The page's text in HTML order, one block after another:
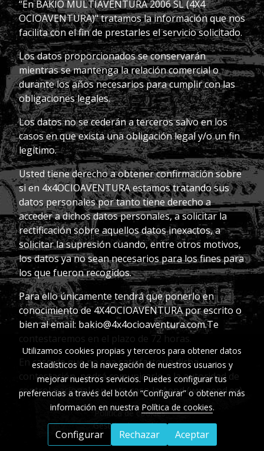
“En BAKIO MULTIAVENTURA 2006 SL (4X4
OCIOAVENTURA)" tratamos la información que nos
facilita con el fin de prestarles el servicio solicitado.
Los datos proporcionados se conservarán
mientras se mantenga la relación comercial o
durante los años necesarios para cumplir con las
obligaciones legales.
Los datos no se cederán a terceros salvo en los
casos en que exista una obligación legal y/o un fin
legítimo.
Usted tiene derecho a obtener confirmación sobre
si en 4x4OCIOAVENTURA estamos tratando sus
datos personales por tanto tiene derecho a
acceder a dichos datos personales,a solicitar la
rectificación sobre aquellos datos inexactos, a
solicitar la supresión cuando, entre otros motivos,
los datos ya no sean necesarios para los fines para
los quefueron recogidos.
Para ello únicamente tendrá que ponerlo en
conocimiento de 4X4OCIOAVENTURA por escrito o
bien al email: bakio@4x4ocioaventura.com.Te
contestaremos en el plazo de 72 horas.
En caso de que no sea satisfactoria dicha
contestación, podrá comunicarlo a la autoridad de
control nacional, en este caso la Aepd (ww.aepd.es).
Política de cookies
Gestión de cookies
Utilizamos cookies propias y terceros para obtener datos
estadísticos de la navegación de nuestros usuarios y
mejorar nuestros servicios. Puedes configurar tus
preferencias a través del botón “Configurar” o obtener más
información en nuestra Política de cookies.
Configurar Rechazar Aceptar